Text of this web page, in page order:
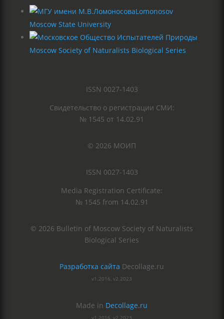
Lomonosov
Moscow State University
Moscow Society of Naturalists Biological Series
ISSN 0027-1403
Свидетельство о регистрации СМИ:
№ 1545 от 14.02.91
© 2026 МОИП
ISSN 0027-1403
Media Registration Certificate:
№ 1545 from 14.02.91
© 2026 Bulletin of Moscow Society of Naturalists
Biological Series
Разработка сайта Decollage.ru
v1.2016, v2.2023
Made in Decollage.ru
v1.2016, v2.2023